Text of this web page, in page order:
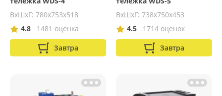
ВхШхГ: 780х753х518
4.8
1481 оценка
Завтра
ВхШхГ: 738х750х453
4.5
1714 оценок
Завтра